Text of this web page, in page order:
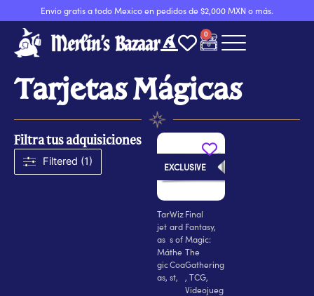
al
contenido
Envio gratis a todo Mexico en pedidos de $2,000 MXN o más.
0
Carrito
Tarjetas Mágicas
Filtra tus adquisiciones
Filtered (1) EXCLUSIVE
Tar
jet
as
Má
gic
as,
Wiz
ard
s of
the
Coa
st,
Final
Fantasy,
Magic:
The
Gathering
,TCG,
Videojueg